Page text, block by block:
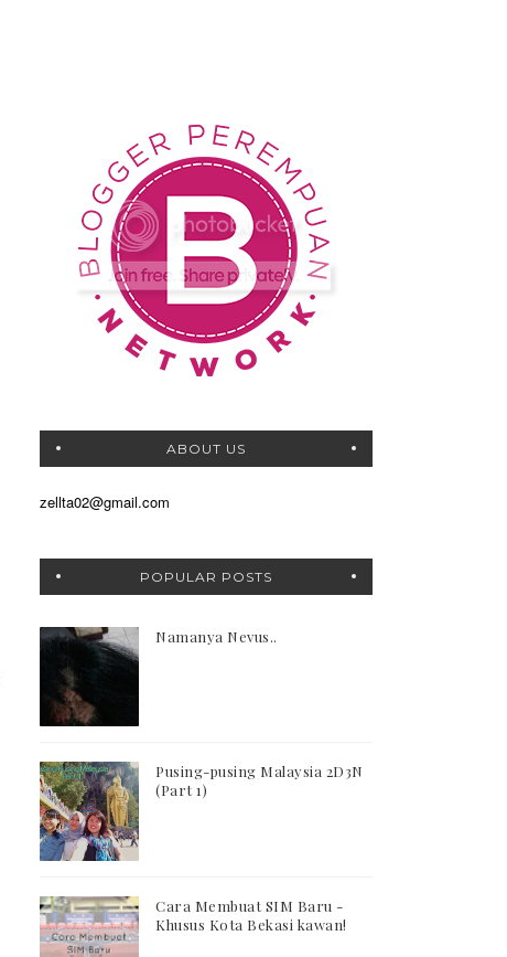
ABOUT US
zellta02@gmail.com
POPULAR POSTS
Namanya Nevus..
Pusing-pusing Malaysia 2D3N
(Part 1)
Cara Membuat SIM Baru -
Khusus Kota Bekasi kawan!